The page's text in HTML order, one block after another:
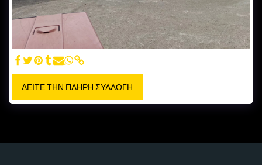
ΔΕΊΤΕ ΤΗΝ ΠΛΉΡΗ ΣΥΛΛΟΓΉ